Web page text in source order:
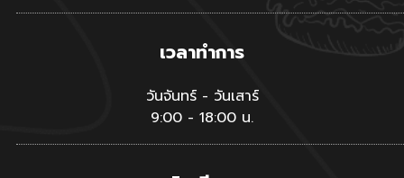
เวลาทำการ
วันจันทร์ - วันเสาร์
9:00 - 18:00 น.